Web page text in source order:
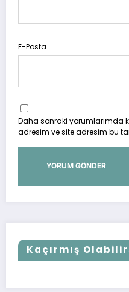
E-Posta
Daha sonraki yorumlarımda
adresim ve site adresim bu
Kaçırmış